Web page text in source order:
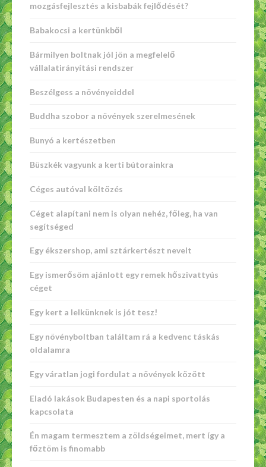
mozgásfejlesztés a kisbabák fejlődését?
Babakocsi a kertünkből
Bármilyen boltnak jól jön a megfelelő
vállalatirányítási rendszer
Beszélgess a növényeiddel
Buddha szobor a növények szerelmesének
Bunyó a kertészetben
Büszkék vagyunk a kerti bútorainkra
Céges autóval költözés
Céget alapítani nem is olyan nehéz, főleg, ha van
segítséged
Egy ékszershop, ami sztárkertészt nevelt
Egy ismerősöm ajánlott egy remek hőszivattyús
céget
Egy kert a lelkünknek is jót tesz!
Egy növényboltban találtam rá a kedvenc táskás
oldalamra
Egy váratlan jogi fordulat a növények között
Eladó lakások Budapesten és a napi sportolás
kapcsolata
Én magam termesztem a zöldségeimet, mert így a
főztöm is finomabb